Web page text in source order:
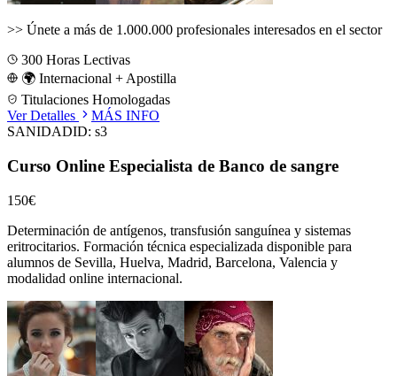
>> Únete a más de 1.000.000 profesionales interesados en el sector
300 Horas Lectivas
🌍 Internacional + Apostilla
Titulaciones Homologadas
Ver Detalles
MÁS INFO
SANIDADID: s3
Curso Online Especialista de Banco de sangre
150€
Determinación de antígenos, transfusión sanguínea y sistemas
eritrocitarios. Formación técnica especializada disponible para
alumnos de Sevilla, Huelva, Madrid, Barcelona, Valencia y
modalidad online internacional.